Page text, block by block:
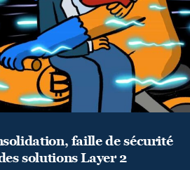
faille de sécurité
solutions Layer 2